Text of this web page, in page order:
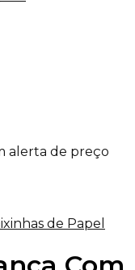
alerta de preço
de Papel